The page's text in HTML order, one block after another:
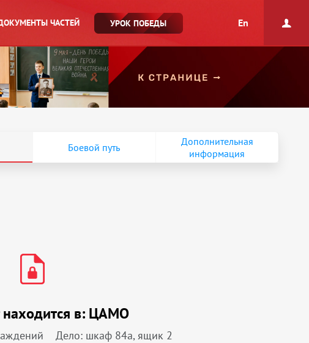
ЧАСТЕЙ УРОК ПОБЕДЫ En
Боевой путь
Дополнительная
информация
в: ЦАМО
Дело: шкаф 84а, ящик 2